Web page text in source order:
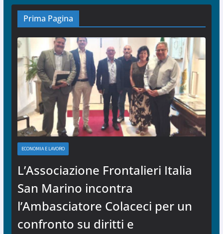
Prima Pagina
ECONOMIA E LAVORO
L’Associazione Frontalieri Italia
San Marino incontra
l’Ambasciatore Colaceci per un
confronto su diritti e